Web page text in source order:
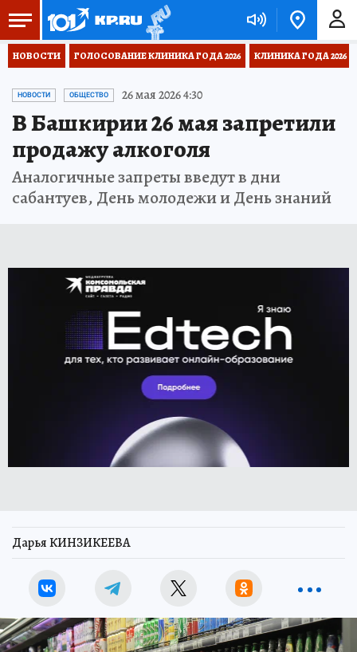
НОВОСТИ ГОЛОСОВАНИЕ КЛИНИКА ГОДА 2026 КЛИНИКА ГОДА 2026
НОВОСТИ ОБЩЕСТВО 26 мая 2026 4:30
В Башкирии 26 мая запретили
продажу алкоголя
Аналогичные запреты введут в дни
сабантуев, День молодежи и День знаний
Дарья КИНЗИКЕЕВА